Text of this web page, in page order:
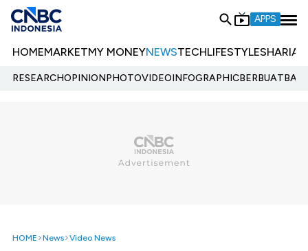
APPS
HOMEMARKETMY MONEYNEWSTECHLIFESTYLESHARIA
RESEARCHOPINIONPHOTOVIDEOINFOGRAPHIC
HOME News Video News